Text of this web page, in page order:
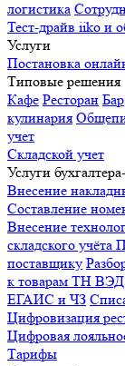
логистика
Тест-драйв iiko и
Услуги
Постановка
Типовые решения
Кафе Ресторан Бар
кулинария
учет
Складской учет
Услуги
Внесение
Составление
Внесение
складского учёта
поставщику
к товарам ТН ВЭД
ЕГАИС и ЧЗ
Цифровизация
Цифровая
Тарифы